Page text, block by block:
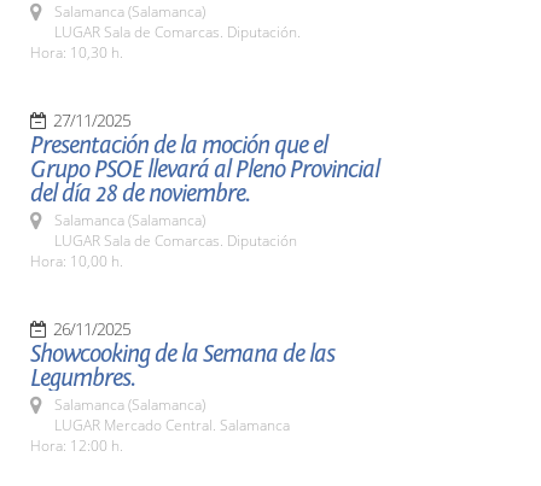
Salamanca (Salamanca)
LUGAR Sala de Comarcas. Diputación.
Hora: 10,30 h.
27/11/2025
Presentación de la moción que el
Grupo PSOE llevará al Pleno Provincial
del día 28 de noviembre.
Salamanca (Salamanca)
LUGAR Sala de Comarcas. Diputación
Hora: 10,00 h.
26/11/2025
Showcooking de la Semana de las
Legumbres.
Salamanca (Salamanca)
LUGAR Mercado Central. Salamanca
Hora: 12:00 h.